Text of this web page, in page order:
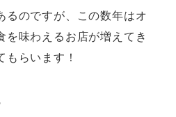
るのですが、この数年はオ
を味わえるお店が増えてき
もらいます！